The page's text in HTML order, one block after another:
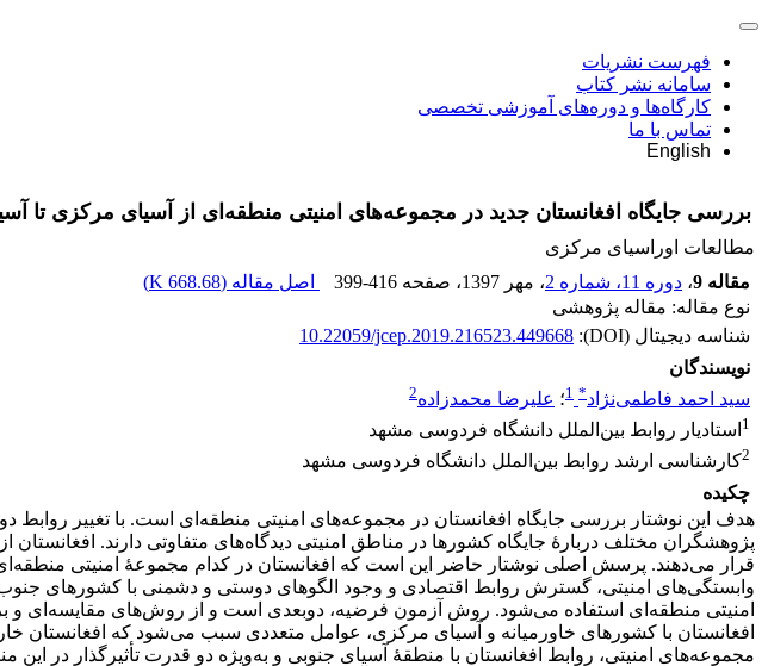
فهرست نشریات
سامانه نشر کتاب
کارگاه‌ها و دوره‌های آموزشی تخصصی
تماس با ما
English
بررسی جایگاه افغانستان جدید در مجموعه‌های امنیتی منطقه‌ای از آسیای مرکزی تا
مطالعات اوراسیای مرکزی
مقاله 9
، دوره 11، شماره 2 ، مهر 1397 ، صفحه 399-416 اصل مقاله (668.68 K
)
نوع مقاله: مقاله پژوهشی
شناسه دیجیتال (DOI):
10.22059/jcep.2019.216523.449668
نویسندگان
سید احمد فاطمی‌نژاد*
1؛ علیرضا محمدزاده2
1 استادیار روابط بین‌الملل دانشگاه فردوسی مشهد
2کارشناسی ارشد روابط بین‌الملل دانشگاه فردوسی مشهد
چکیده
هدف این نوشتار بررسی جایگاه افغانستان در مجموعه‌های امنیتی منطقه‌ای است. با تغییر روابط
پژوهشگران مختلف دربارۀ جایگاه کشورها در مناطق امنیتی دیدگاه‌های متفاوتی دارند.
قرار می‌دهند. پرسش اصلی نوشتار حاضر این است که افغانستان در کدام مجموعۀ امنیتی
وابستگی‌های امنیتی، گسترش روابط اقتصادی و وجود الگوهای دوستی و دشمنی با کشورهای
امنیتی منطقه‌ای استفاده می‌شود. روش آزمون فرضیه، دوبعدی است و از روش‌های مقایسه‌ای و
افغانستان با کشورهای خاورمیانه و آسیای مرکزی، عوامل متعددی سبب می‌شود که
مجموعه‌های امنیتی، روابط افغانستان با منطقۀ آسیای جنوبی و به‌ویژه دو قدرت تأثیرگذار در